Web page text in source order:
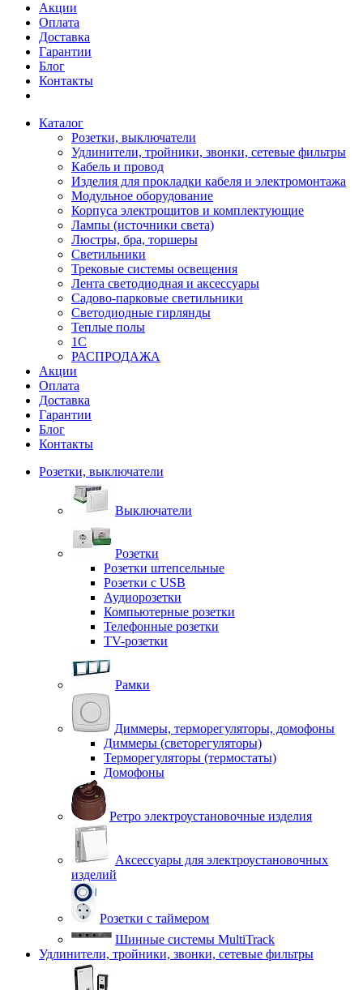
Акции
Оплата
Доставка
Гарантии
Блог
Контакты
Каталог
Розетки, выключатели
Удлинители, тройники, звонки, сетевые фильтры
Кабель и провод
Изделия для прокладки кабеля и электромонтажа
Модульное оборудование
Корпуса электрощитов и комплектующие
Лампы (источники света)
Люстры, бра, торшеры
Светильники
Трековые системы освещения
Лента светодиодная и аксессуары
Садово-парковые светильники
Светодиодные гирлянды
Теплые полы
1С
РАСПРОДАЖА
Акции
Оплата
Доставка
Гарантии
Блог
Контакты
Розетки, выключатели
Выключатели
Розетки
Розетки штепсельные
Розетки с USB
Аудиорозетки
Компьютерные розетки
Телефонные розетки
TV-розетки
Рамки
Диммеры, терморегуляторы, домофоны
Диммеры (светорегуляторы)
Терморегуляторы (термостаты)
Домофоны
Ретро электроустановочные изделия
Аксессуары для электроустановочных
изделий
Розетки с таймером
Шинные системы MultiTrack
Удлинители, тройники, звонки, сетевые фильтры